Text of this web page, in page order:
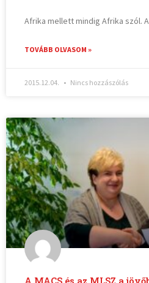
Afrika mellett mindig Afrika szól.
TOVÁBB OLVASOM »
2015.12.04. Nincs hozzászólás